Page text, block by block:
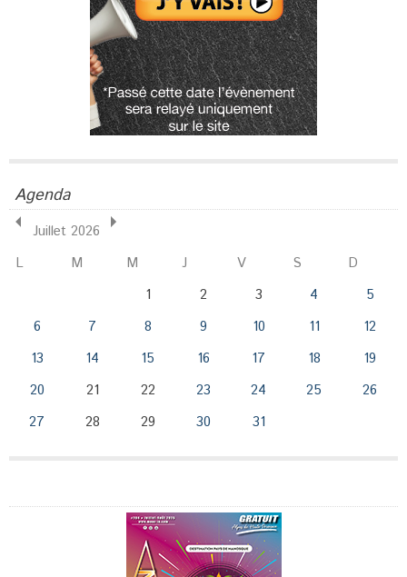
Agenda
Juillet 2026
L
M M J V S
D
1
2 3 4
5
6
7 8 9 10 11
12
13
14 15 16 17 18
19
20
21 22 23 24 25
26
27
28 29 30 31